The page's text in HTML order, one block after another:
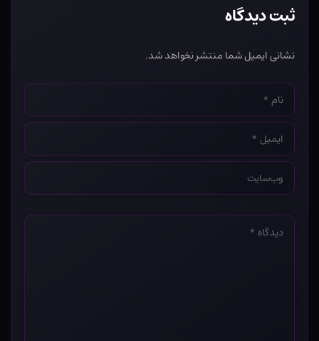
ثبت دیدگاه
نشانی ایمیل شما منتشر نخواهد شد.
نام
*
ایمیل
*
وب‌سایت
*
دیدگاه